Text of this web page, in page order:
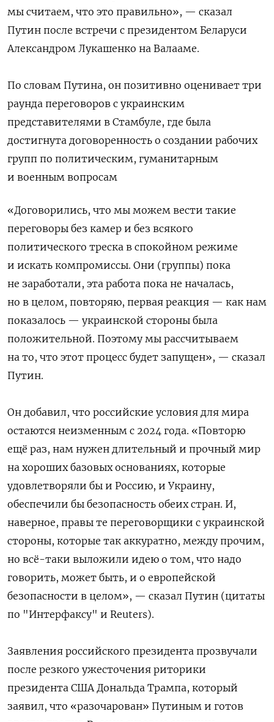
мы считаем, что это правильно», — сказал
Путин после встречи с президентом Беларуси
Александром Лукашенко на Валааме.
По словам Путина, он позитивно оценивает три
раунда переговоров с украинским
представителями в Стамбуле, где была
достигнута договоренность о создании рабочих
групп по политическим, гуманитарным
и военным вопросам
«Договорились, что мы можем вести такие
переговоры без камер и без всякого
политического треска в спокойном режиме
и искать компромиссы. Они (группы) пока
не заработали, эта работа пока не началась,
но в целом, повторяю, первая реакция — как нам
показалось — украинской стороны была
положительной. Поэтому мы рассчитываем
на то, что этот процесс будет запущен», — сказал
Путин.
Он добавил, что российские условия для мира
остаются неизменным с 2024 года. «Повторю
ещё раз, нам нужен длительный и прочный мир
на хороших базовых основаниях, которые
удовлетворяли бы и Россию, и Украину,
обеспечили бы безопасность обеих стран. И,
наверное, правы те переговорщики с украинской
стороны, которые так аккуратно, между прочим,
но всё-таки выложили идею о том, что надо
говорить, может быть, и о европейской
безопасности в целом», — сказал Путин (цитаты
по "Интерфаксу" и Reuters).
Заявления российского президента прозвучали
после резкого ужесточения риторики
президента США Дональда Трампа, который
заявил, что «разочарован» Путиным и готов